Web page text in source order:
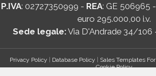
P.IVA: 02727350999 - REA: GE 506965 -
euro 295.000,00 i.v.
Sede legale:Via D'Andrade 34/106
Privacy Policy | Database Policy | Sales Templates
Cookie Policy